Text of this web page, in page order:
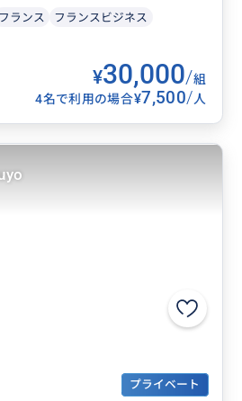
フランス フランスビジネス
¥30,000/組
4名で利用の場合¥7,500/人
プライベート